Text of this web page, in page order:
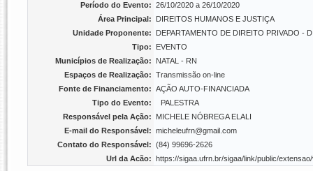
Período do Evento: 26/10/2020 a 26/10/2020
Área Principal:
DIREITOS HUMANOS E JUSTIÇA
Unidade Proponente:
DEPARTAMENTO DE DIREITO PRIVADO -
Tipo:
EVENTO
Municípios de Realização:
NATAL - RN
Espaços de Realização: Transmissão on-line
Fonte de Financiamento: AÇÃO AUTO-FINANCIADA
Tipo do Evento:
PALESTRA
Responsável pela Ação:
MICHELE NÓBREGA ELALI
E-mail do Responsável: micheleufrn@gmail.com
Contato do Responsável: (84) 99696-2626
Url da Acão: https://sigaa.ufrn.br/sigaa/link/public/